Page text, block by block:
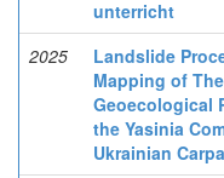
unterricht
2025
Landslide
Mapping of
Geoecological
the Yasinia
Ukrainian